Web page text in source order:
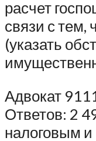
расчет
связи с тем,
(указать
Адвокат
Ответов: 2
налоговым и